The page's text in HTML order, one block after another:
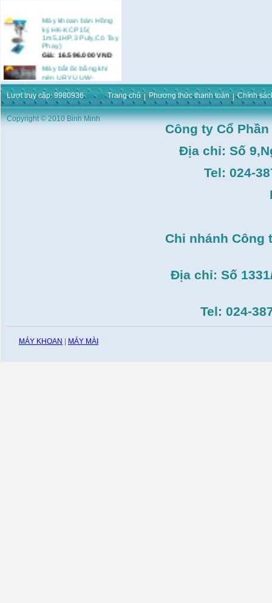
Máy khoan bàn Hồng
ký HK-KCP15(
1m5,1HP,3 Puly,Có Tay
Phay)
Giá:16.596.000 VND
Máy bắt ốc bằng khí
nén URYU UW-
9SK(M10)
Giá:
VND
Máy duỗi sắt Hồng ký
HK–DSM114( 1HP,Ø8 -
Lượt truy cập: 9980936 Trang chủ Phương thức thanh toán Chính
Copyright © 2010 Binh Minh
Công ty Cổ
Địa chỉ: Số
Tel: 024-
Chi nhánh Công
Địa chỉ: Số
Tel: 024-
MÁY KHOAN MÁY MÀI